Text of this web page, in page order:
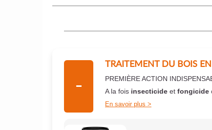
TRAITEMENT DU BOIS
PREMIÈRE ACTION
A la fois insecticide et fongicide
En savoir plus